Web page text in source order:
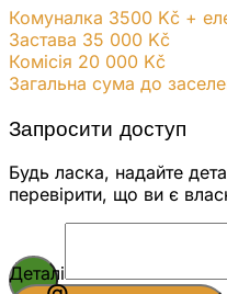
Комуналка 3500 Kč +
Застава 35 000 Kč
Комісія 20 000 Kč
Загальна сума до
Запросити доступ
Будь ласка, надайте
перевірити, що ви є
Деталі